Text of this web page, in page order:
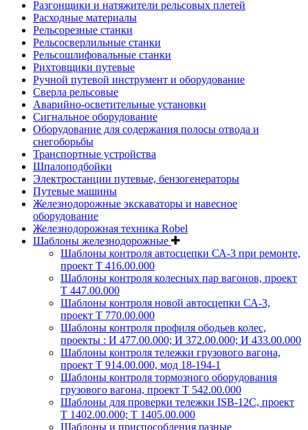
Разгонщики и натяжители рельсовых плетей
Расходные материалы
Рельсорезные станки
Рельсосверлильные станки
Рельсошлифовальные станки
Рихтовщики путевые
Ручной путевой инструмент и оборудование
Сверла рельсовые
Аварийно-осветительные установки
Сигнальное оборудование
Оборудование для содержания полосы отвода и
снегоборьбы
Транспортные устройства
Шпалоподбойки
Электростанции путевые, бензогенераторы
Путевые машины
Железнодорожные экскаваторы и навесное
оборудование
Железнодорожная техника Robel
Шаблоны железнодорожные
Шаблоны контроля автосцепки СА-3 при ремонте,
проект Т 416.00.000
Шаблоны контроля колесных пар вагонов, проект
Т 447.00.000
Шаблоны контроля новой автосцепки СА-3,
проект Т 770.00.000
Шаблоны контроля профиля ободьев колес,
проекты : И 477.00.000; И 372.00.000; И 433.00.000
Шаблоны контроля тележки грузового вагона,
проект Т 914.00.000, мод 18-194-1
Шаблоны контроля тормозного оборудования
грузового вагона, проект Т 542.00.000
Шаблоны для проверки тележки ISB-12C, проект
Т 1402.00.000; Т 1405.00.000
Шаблоны и приспособления разные